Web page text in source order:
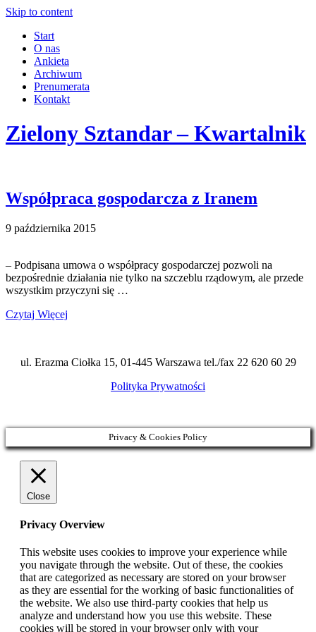
Skip to content
Start
O nas
Ankieta
Archiwum
Prenumerata
Kontakt
Zielony Sztandar – Kwartalnik
Współpraca gospodarcza z Iranem
9 października 2015
– Podpisana umowa o współpracy gospodarczej pozwoli na
bezpośrednie działania nie tylko na szczeblu rządowym, ale przede
wszystkim przyczyni się …
Czytaj Więcej
ul. Erazma Ciołka 15, 01-445 Warszawa tel./fax 22 620 60 29
Polityka Prywatności
Privacy & Cookies Policy
Close
Privacy Overview
This website uses cookies to improve your experience while
you navigate through the website. Out of these, the cookies
that are categorized as necessary are stored on your browser
as they are essential for the working of basic functionalities of
the website. We also use third-party cookies that help us
analyze and understand how you use this website. These
cookies will be stored in your browser only with your